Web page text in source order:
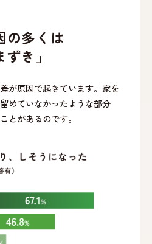
の多くは
き」
が原因で起きています。家を
めていなかったような部分
とがあるのです。